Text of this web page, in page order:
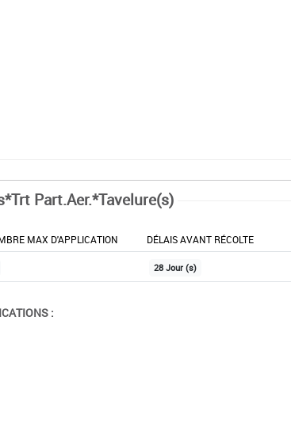
Part.Aer.*Tavelure(s)
MAX D'APPLICATION DÉLAIS AVANT RÉCOLTE
28 Jour (s)
: